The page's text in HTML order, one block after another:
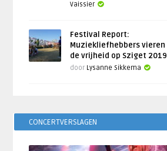
Vaissier
Festival Report:
Muziekliefhebbers vieren
de vrijheid op Sziget 2019
door Lysanne Sikkema
CONCERTVERSLAGEN